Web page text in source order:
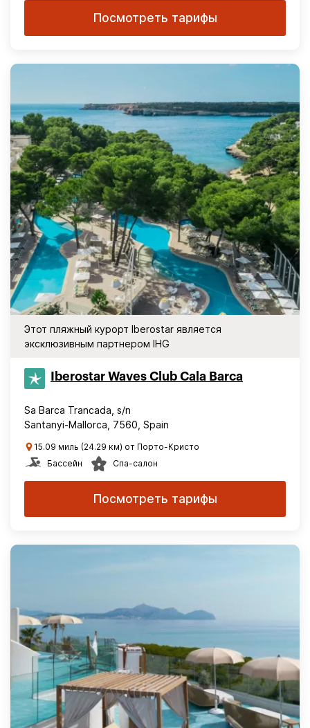
Посмотреть тарифы
Этот пляжный курорт Iberostar является
эксклюзивным партнером IHG
Iberostar Waves Club Cala Barca
Sa Barca Trancada, s/n
Santanyi-Mallorca, 7560, Spain
15.09 миль (24.29 км) от Порто-Кристо
Бассейн
Спа-салон
Посмотреть тарифы